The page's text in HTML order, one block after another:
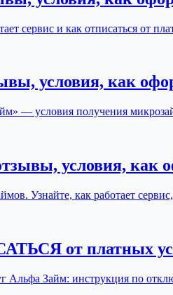
сервис и как отписаться от
условия, как
— условия получения
условия, как
Узнайте, как работает
от платных
Альфа Займ: инструкция по